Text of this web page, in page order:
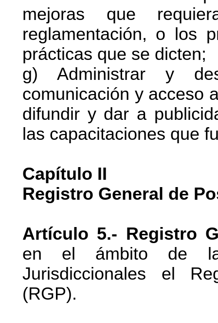
mejoras que
reglamentación, o los
prácticas que se dicten;
g) Administrar y
comunicación y acceso
difundir y dar a
las capacitaciones que
Capítulo II
Registro General de
Artículo 5.- Registro
en el ámbito de la
Jurisdiccionales el
(RGP).